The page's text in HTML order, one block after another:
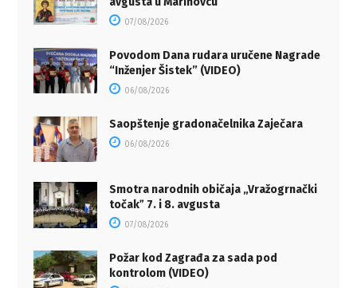
07/08/2026
Povodom Dana rudara uručene Nagrade
“Inženjer Šistek” (VIDEO)
06/08/2026
Saopštenje gradonačelnika Zaječara
06/08/2026
Smotra narodnih običaja „Vražogrnački
točakˮ 7. i 8. avgusta
07/08/2026
Požar kod Zagrađa za sada pod
kontrolom (VIDEO)